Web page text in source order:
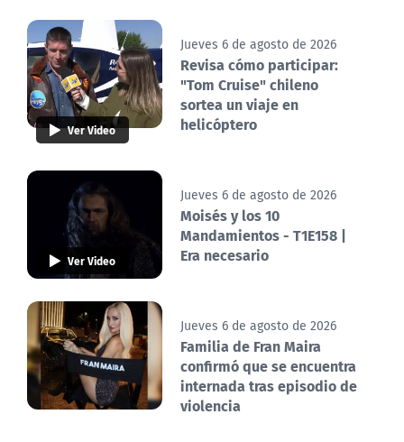
Ver Video
Jueves 6 de agosto de 2026
Revisa cómo participar:
"Tom Cruise" chileno
sortea un viaje en
helicóptero
Ver Video
Jueves 6 de agosto de 2026
Moisés y los 10
Mandamientos - T1E158 |
Era necesario
Jueves 6 de agosto de 2026
Familia de Fran Maira
confirmó que se encuentra
internada tras episodio de
violencia